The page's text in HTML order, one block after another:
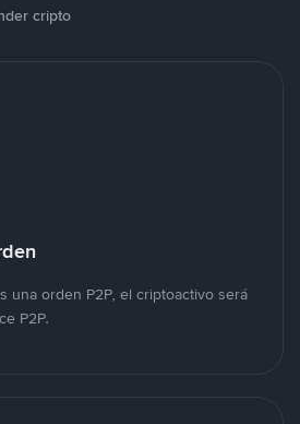
cripto
una orden P2P, el criptoactivo será
P2P.